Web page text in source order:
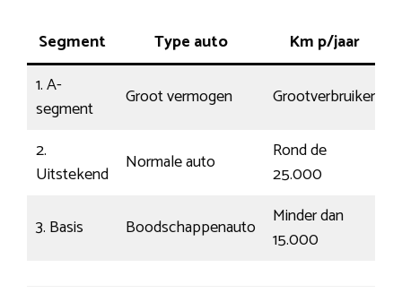
Segment Type auto Km p/jaar
1. A-
segment
Groot vermogen Grootverbruiker
2.
Uitstekend
Normale auto
Rond de
25.000
3. Basis Boodschappenauto
Minder dan
15.000